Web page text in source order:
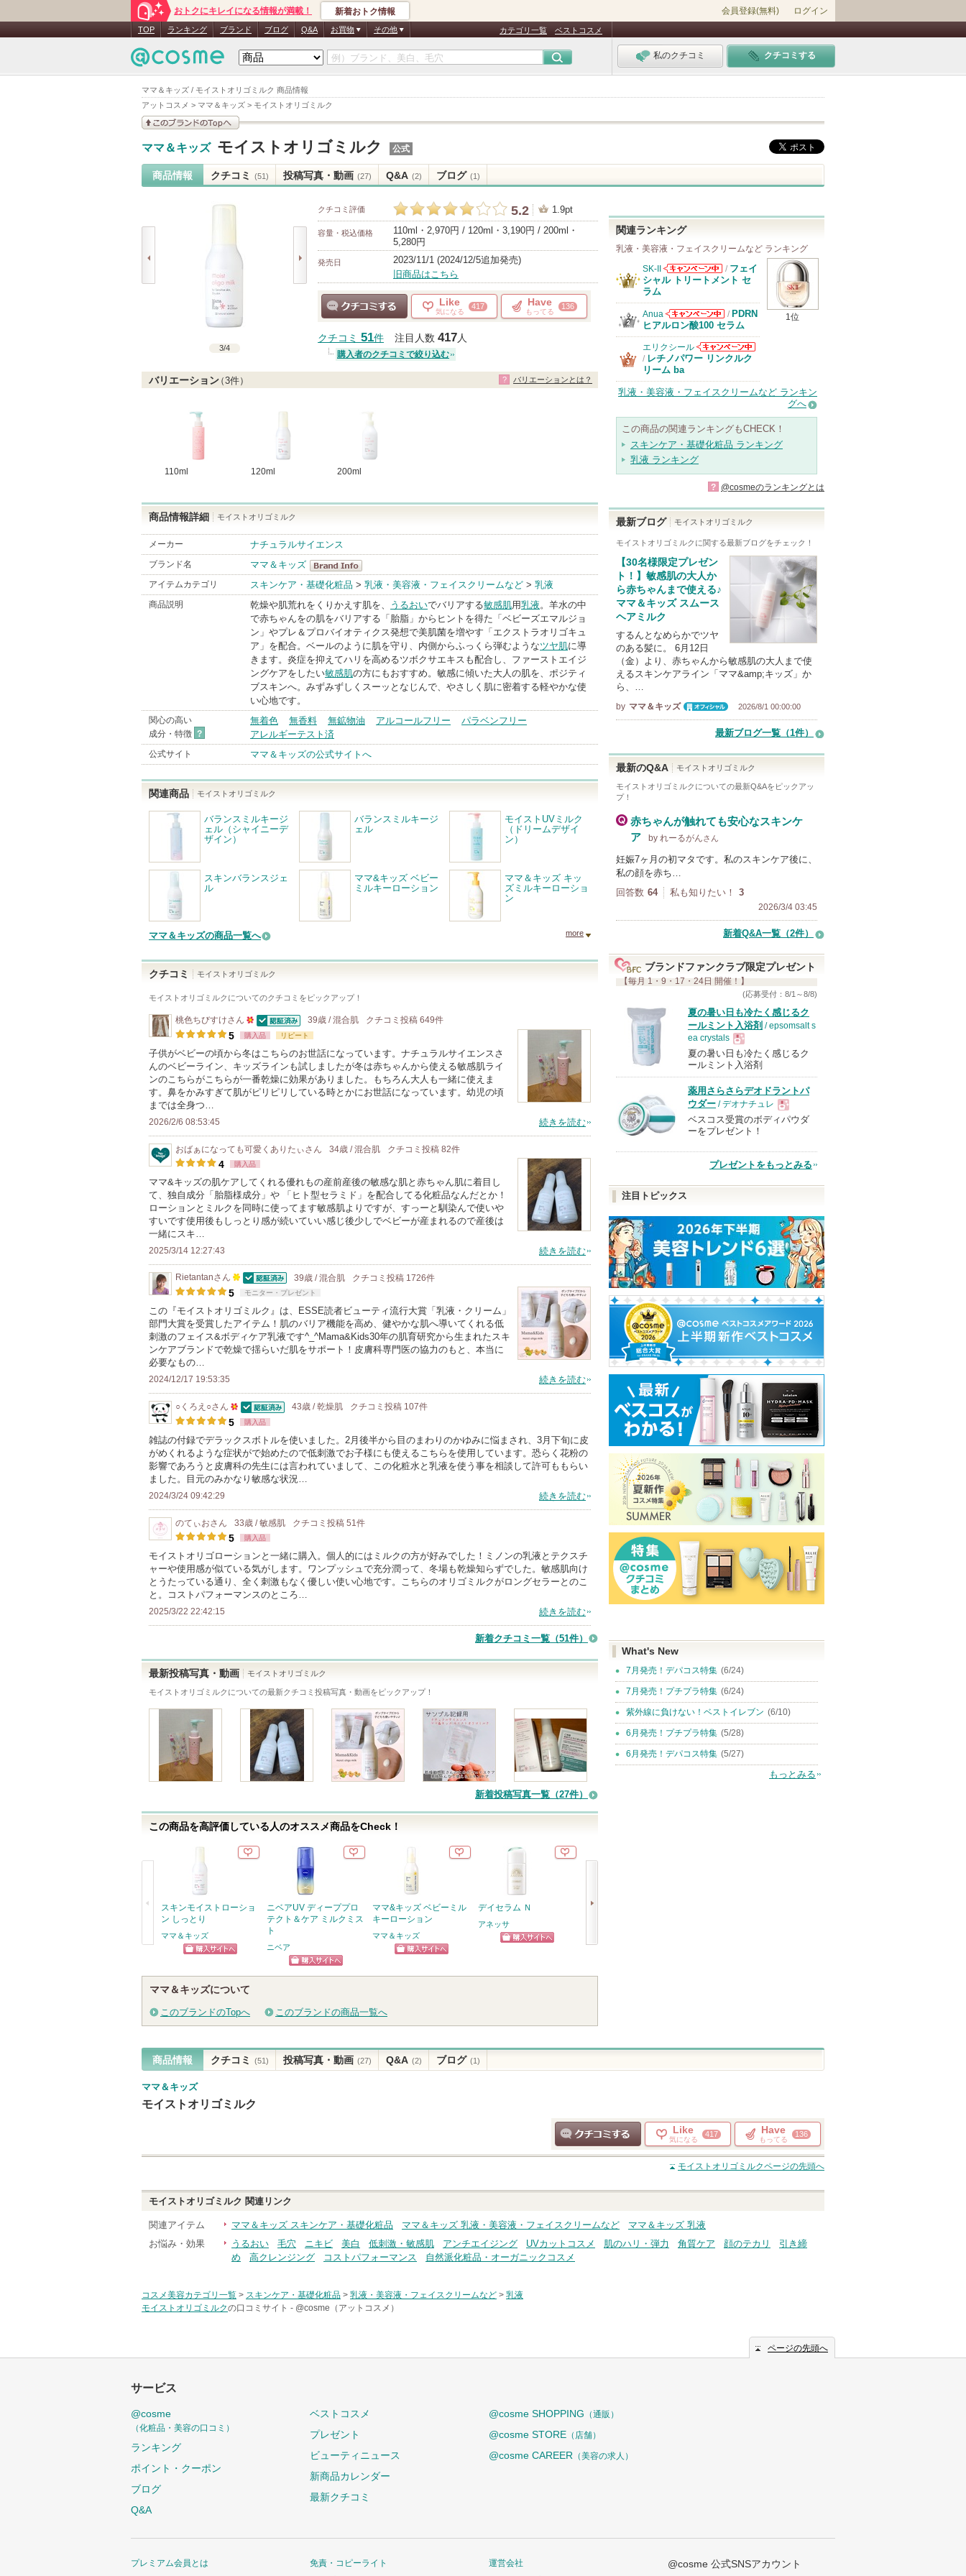
ママ＆キッズ / モイストオリゴミルク 商品情報
アットコスメ > ママ＆キッズ > モイストオリゴミルク
おトクにキレイになる情報が満載！ 新着おトク情報 会員登録(無料) ログイン
TOP ランキング ブランド ブログ Q&A お買物 その他 カテゴリ一覧 ベストコスメ
私のクチコミ クチコミする
このブランドの情報を
ママ＆キッズ モイストオリゴミルク 公式
商品情報 クチコミ (51) 投稿写真・動画 (27) Q&A (2) ブログ (1)
3/4
クチコミ評価 5.2 1.9pt
容量・税込価格
110ml・2,970円 / 120ml・3,190円 / 200ml・
5,280円
発売日
2023/11/1 (2024/12/5追加発売)
旧商品はこちら
Like
気になる
417 Have
もってる
136
クチコミ 51件 注目人数 417人
購入者のクチコミで絞り込む
バリエーション（3件）
110ml 120ml 200ml
バリエーションとは？
商品情報詳細 モイストオリゴミルク
メーカー ナチュラルサイエンス
ブランド名
ママ＆キッズ
ママ＆キッズ
BrandInfo
アイテムカテゴリ スキンケア・基礎化粧品 > 乳液・美容液・フェイスクリームなど > 乳液
商品説明 乾燥や肌荒れをくりかえす肌を、 うるおいでバリアする敏感肌用乳液。羊水の中
で赤ちゃんをの肌をバリアする「胎脂」からヒントを得た「ベビーズエマルジョ
ン」やプレ＆プロバイオティクス発想で美肌菌を増やす「エクストラオリゴキュ
ア」を配合。ベールのように肌を守り、内側からふっくら弾むようなツヤ肌に導
きます。炎症を抑えてハリを高めるツボクサエキスも配合し、ファーストエイジ
ングケアをしたい敏感肌の方にもおすすめ。敏感に傾いた大人の肌を、ポジティ
ブスキンへ。みずみずしくスーッとなじんで、やさしく肌に密着する軽やかな使
い心地です。
関心の高い
成分・特徴 ?
無着色 無香料 無鉱物油 アルコールフリー
パラベンフリー
アレルギーテスト済
公式サイト ママ＆キッズの公式サイトへ
関連商品 モイストオリゴミルク
バランスミルキージ
ェル（シャイニーデ
ザイン）
バランスミルキージ
ェル
モイストUVミルク
（ドリームデザイ
ン）
スキンバランスジェ
ル
ママ&キッズ ベビー
ミルキーローション
ママ＆キッズ キッ
ズミルキーローショ
ン
ママ＆キッズの商品一覧へ more
クチコミ モイストオリゴミルク
モイストオリゴミルク についてのクチコミをピックアップ！
桃色ちびすけさん
50
人
以
上
ン
バ
ー
に
お
気
り
登
録
さ
れ
ま
す
認証済
39歳 / 混合肌 クチコミ投稿 649件
5 購入品 リピート
子供がベビーの頃から冬はこちらのお世話になっています。ナチュラルサイエンスさ
んのベビーライン、キッズラインも試しましたが冬は赤ちゃんから使える敏感肌ライ
ンのこちらがこちらが一番乾燥に効果がありました。もちろん大人も一緒に使えま
す。鼻をかみすぎて肌がピリピリしている時とかにお世話になっています。幼児の頃
までは全身つ…
2026/2/6 08:53:45 続きを読む
おばぁになっても可愛くありたぃさん 34歳 / 混合肌 クチコミ投稿 82件
4 購入品
ママ&キッズの肌ケアしてくれる優れもの産前産後の敏感な肌と赤ちゃん肌に着目し
て、独自成分「胎脂様成分」や 「ヒト型セラミド」を配合してる化粧品なんだとか！
ローションとミルクを同時に使ってます敏感肌よりですが、すっーと馴染んで使いや
すいです使用後もしっとり感が続いていい感じ後少しでベビーが産まれるので産後は
一緒にスキ…
2025/3/14 12:27:43 続きを読む
Rietantanさん
100
人
以
上
ン
バ
ー
に
お
気
録
さ
れ
す
認証済
39歳 / 混合肌 クチコミ投稿 1726件
5 モニター・プレゼント
この『モイストオリゴミルク』は、ESSE読者ビューティ流行大賞「乳液・クリーム」
部門大賞を受賞したアイテム！肌のバリア機能を高め、健やかな肌へ導いてくれる低
刺激のフェイス&ボディケア乳液です^_^Mama&Kids30年の肌育研究から生まれたスキ
ンケアブランドで乾燥で揺らいだ肌をサポート！皮膚科専門医の協力のもと、本当に
必要なもの…
2024/12/17 19:53:35 続きを読む
○くろえ○さん
50
人
以
上
ン
バ
ー
に
お
に
り
登
録
認証済
43歳 / 乾燥肌 クチコミ投稿 107件
5 購入品
雑誌の付録でデラックスボトルを使いました。2月後半から目のまわりのかゆみに悩まされ、3月下旬に皮
がめくれるような症状がで始めたので低刺激でお子様にも使えるこちらを使用しています。恐らく花粉の
影響であろうと皮膚科の先生には言われていまして、この化粧水と乳液を使う事を相談して許可ももらい
ました。目元のみかなり敏感な状況…
2024/3/24 09:42:29 続きを読む
のてぃおさん 33歳 / 敏感肌 クチコミ投稿 51件
5 購入品
モイストオリゴローションと一緒に購入。個人的にはミルクの方が好みでした！ミノンの乳液とテクスチ
ャーや使用感が似ている気がします。ワンプッシュで充分潤って、冬場も乾燥知らずでした。敏感肌向け
とうたっている通り、全く刺激もなく優しい使い心地です。こちらのオリゴミルクがロングセラーとのこ
と。コストパフォーマンスのところ…
2025/3/22 22:42:15 続きを読む
新着クチコミ一覧 （51件）
最新投稿写真・動画 モイストオリゴミルク
モイストオリゴミルク についての最新クチコミ投稿写真・動画をピックアップ！
新着投稿写真一覧（27件）
この商品を高評価している人のオススメ商品をCheck！
スキンモイストローショ
ン しっとり
ママ＆キッズ
グサイトへ
ニベアUV ディーププロ
テクト＆ケア ミルクミス
ト
ニベア
ショッピン
ママ&キッズ ベビーミル
キーローション
ママ＆キッズ
デイセラム Ｎ
アネッサ
密着アイライナー 極細ク
ります
ママ＆キッズについて
このブランドのTopへ このブランドの商品一覧へ
関連ランキング
乳液・美容液・フェイスクリームなど ランキング
1位
SK-II
SK-IIからのお
/ フェイ
シャル トリートメント セ
ラム
Anua
Anuaからのお
知らせがありま
す
/ PDRN
ヒアルロン酸100 セラム
エリクシール
エリクシールか
/ レチノパワー リンクルク
リーム ba
乳液・美容液・フェイスクリームなど ランキン
グへ
この商品の関連ランキングもCHECK！
スキンケア・基礎化粧品 ランキング
乳液 ランキング
? @cosmeのランキングとは
最新ブログ モイストオリゴミルク
モイストオリゴミルク に関する最新ブログをチェック！
【30名様限定プレゼン
ト！】敏感肌の大人か
ら赤ちゃんまで使える♪
ママ＆キッズ スムース
ヘアミルク
するんとなめらかでツヤ
のある髪に。 6月12日
（金）より、赤ちゃんから敏感肌の大人まで使
えるスキンケアライン「ママ&amp;キッズ」か
ら、…
by ママ＆キッズ
2026/8/1 00:00:00
最新ブログ一覧（1件）
最新のQ&A モイストオリゴミルク
モイストオリゴミルク についての最新Q&Aをピックアッ
プ！
赤ちゃんが触れても安心なスキンケ
ア
by れーるがんさん
妊娠7ヶ月の初マタです。私のスキンケア後に、
私の顔を赤ち…
回答数 64 私も知りたい！ 3
2026/3/4 03:45
新着Q&A一覧（2件）
ブランドファンクラブ限定プレゼント
【毎月 1・9・17・24日 開催！】
(応募受付：8/1～8/8)
夏の暑い日も冷たく感じるク
ールミント入浴剤 / epsomsalt s
ea crystals
現
品
夏の暑い日も冷たく感じるク
ールミント入浴剤
薬用さらさらデオドラントパ
ウダー / デオナチュレ
現
品
ベスコス受賞のボディパウダ
ーをプレゼント！
プレゼントをもっとみる
注目トピックス
What's New
7月発売！デパコス特集 (6/24)
7月発売！プチプラ特集 (6/24)
紫外線に負けない！ベストイレブン (6/10)
6月発売！プチプラ特集 (5/28)
6月発売！デパコス特集 (5/27)
もっとみる
商品情報 クチコミ (51) 投稿写真・動画 (27) Q&A (2) ブログ (1)
ママ＆キッズ
モイストオリゴミルク
クチコミする
Like
気になる
417 Have
もってる
136
モイストオリゴミルクページの先頭へ
モイストオリゴミルク 関連リンク
関連アイテム ママ＆キッズ スキンケア・基礎化粧品 ママ＆キッズ 乳液・美容液・フェイスクリームなど
ママ＆キッズ 乳液
お悩み・効果
うるおい 毛穴 ニキビ 美白 低刺激・敏感肌 アンチエイジング UVカットコスメ 肌のハリ・弾力 角質ケア 顔のテカリ
引き締
め
高クレンジング コストパフォーマンス 自然派化粧品・オーガニックコスメ
コスメ美容カテゴリ一覧 > スキンケア・基礎化粧品 > 乳液・美容液・フェイスクリームなど > 乳液
モイストオリゴミルクの口コミサイト - @cosme（アットコスメ）
ページの先頭へ
サービス
@cosme
（化粧品・美容の口コミ）
ランキング
ポイント・クーポン
ブログ
Q&A
ベストコスメ
プレゼント
ビューティニュース
新商品カレンダー
最新クチコミ
@cosme SHOPPING （通販）
@cosme STORE （店舗）
@cosme CAREER （美容の求人）
プレミアム会員とは
免責・コピーライト
運営会社
@cosme 公式SNSアカウント